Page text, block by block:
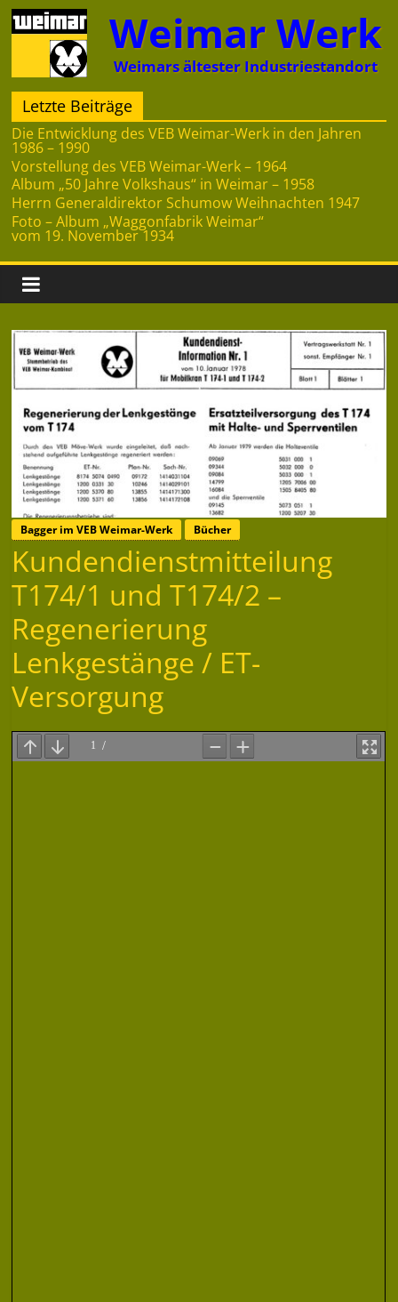
Zum
Inhalt
springen
Weimar Werk
Weimars ältester Industriestandort
Letzte Beiträge
Die Entwicklung des VEB Weimar-Werk in den Jahren
1986 – 1990
Vorstellung des VEB Weimar-Werk – 1964
Album „50 Jahre Volkshaus“ in Weimar – 1958
Herrn Generaldirektor Schumow Weihnachten 1947
Foto – Album „Waggonfabrik Weimar“
vom 19. November 1934
Bagger im VEB Weimar-Werk Bücher
Kundendienstmitteilung
T174/1 und T174/2 –
Regenerierung
Lenkgestänge / ET-
Versorgung